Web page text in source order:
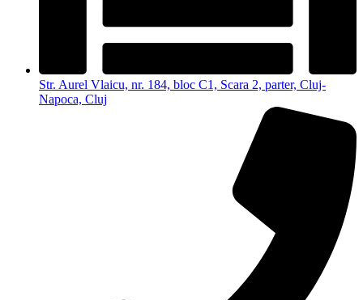
Str. Aurel Vlaicu, nr. 184, bloc C1, Scara 2, parter, Cluj-
Napoca, Cluj